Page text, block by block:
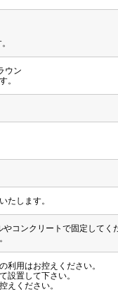
ウン
。
たします。
コンクリートで固定してく
利用はお控えください。
設置して下さい。
えください。